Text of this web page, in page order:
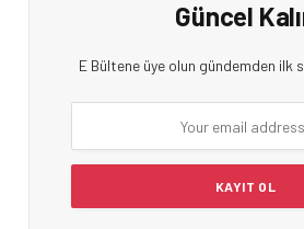
Güncel
E Bültene üye olun gündemden ilk